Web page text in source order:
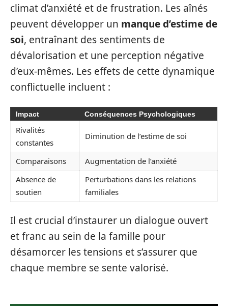
climat d’anxiété et de frustration. Les aînés
peuvent développer un manque d’estime de
soi, entraînant des sentiments de
dévalorisation et une perception négative
d’eux-mêmes. Les effets de cette dynamique
conflictuelle incluent :
Impact Conséquences Psychologiques
Rivalités
constantes
Diminution de l’estime de soi
Comparaisons
Augmentation de l’anxiété
Absence de
soutien
Perturbations dans les relations
familiales
Il est crucial d’instaurer un dialogue ouvert
et franc au sein de la famille pour
désamorcer les tensions et s’assurer que
chaque membre se sente valorisé.